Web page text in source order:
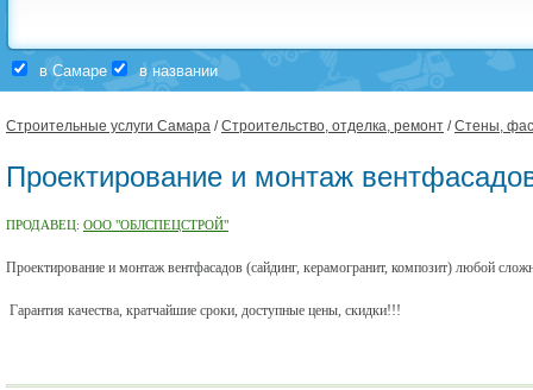
в Самаре в названии
Строительные услуги Самара /Строительство, отделка, ремонт /Стены,
Проектирование и монтаж
ПРОДАВЕЦ: ООО "ОБЛСПЕЦСТРОЙ"
Проектирование и монтаж вентфасадов (сайдинг, керамогранит, композит) любой
Гарантия качества, кратчайшие сроки, доступные цены, скидки!!!